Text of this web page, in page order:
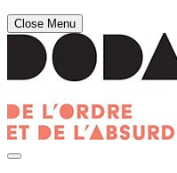
Close Menu